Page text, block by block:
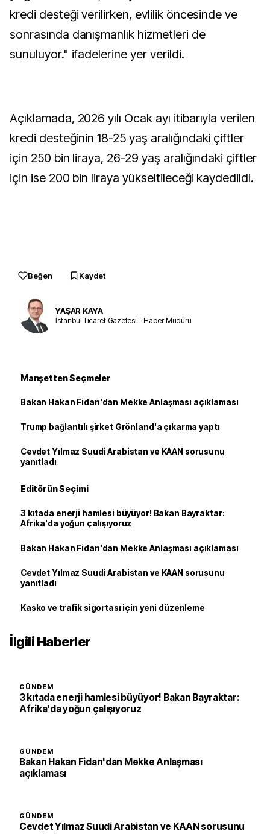
kredi desteği verilirken, evlilik öncesinde ve
sonrasında danışmanlık hizmetleri de
sunuluyor." ifadelerine yer verildi.
Açıklamada, 2026 yılı Ocak ayı itibarıyla verilen
kredi desteğinin 18-25 yaş aralığındaki çiftler
için 250 bin liraya, 26-29 yaş aralığındaki çiftler
için ise 200 bin liraya yükseltileceği kaydedildi.
Beğen Kaydet
YAŞAR KAYA
İstanbul Ticaret Gazetesi – Haber Müdürü
Manşetten Seçmeler
Bakan Hakan Fidan'dan Mekke Anlaşması açıklaması
Trump bağlantılı şirket Grönland'a çıkarma yaptı
Cevdet Yılmaz Suudi Arabistan ve KAAN sorusunu
yanıtladı
Editörün Seçimi
3 kıtada enerji hamlesi büyüyor! Bakan Bayraktar:
Afrika'da yoğun çalışıyoruz
Bakan Hakan Fidan'dan Mekke Anlaşması açıklaması
Cevdet Yılmaz Suudi Arabistan ve KAAN sorusunu
yanıtladı
Kasko ve trafik sigortası için yeni düzenleme
İlgili Haberler
GÜNDEM
3 kıtada enerji hamlesi büyüyor! Bakan Bayraktar:
Afrika'da yoğun çalışıyoruz
GÜNDEM
Bakan Hakan Fidan'dan Mekke Anlaşması
açıklaması
GÜNDEM
Cevdet Yılmaz Suudi Arabistan ve KAAN sorusunu